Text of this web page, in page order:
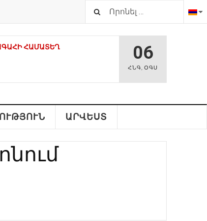
ՀԱՄԱՏԵՂ Հ
ԵՆ
ԱԶԱՏԱԳՐԵԼՈՒ
ԻՇԽԱՆՈՒԹՅՈՒՆՆԵՐԻՑ.
06
ՀՆԳ,ՕԳՍ
ԱՐՎԵՍՏ